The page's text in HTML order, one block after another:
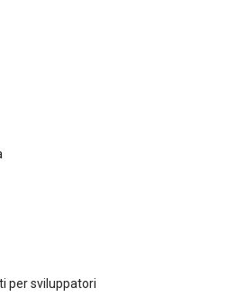
per sviluppatori